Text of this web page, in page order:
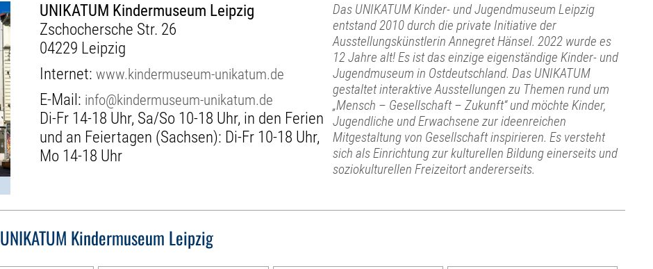
UNIKATUM Kindermuseum Leipzig
Zschochersche Str. 26
04229 Leipzig
Internet:www.kindermuseum-unikatum.de
E-Mail: info@kindermuseum-unikatum.de
Di-Fr 14-18 Uhr, Sa/So 10-18 Uhr, in den Ferien
und an Feiertagen (Sachsen): Di-Fr 10-18 Uhr,
Mo 14-18 Uhr
Das UNIKATUM Kinder- und Jugendmuseum Leipzig
entstand 2010 durch die private Initiative der
Ausstellungskünstlerin Annegret Hänsel. 2022 wurde es
12 Jahre alt! Es ist das einzige eigenständige Kinder- und
Jugendmuseum in Ostdeutschland. Das UNIKATUM
gestaltet interaktive Ausstellungen zu Themen rund um
„Mensch – Gesellschaft – Zukunft“ und möchte Kinder,
Jugendliche und Erwachsene zur ideenreichen
Mitgestaltung von Gesellschaft inspirieren. Es versteht
sich als Einrichtung zur kulturellen Bildung einerseits und
soziokulturellen Freizeitort andererseits.
UNIKATUM Kindermuseum Leipzig